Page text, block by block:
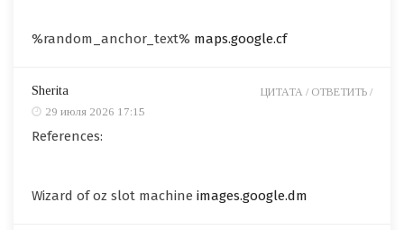
%random_anchor_text% maps.google.cf
Sherita
29 июля 2026 17:15
References:
Wizard of oz slot machine images.google.dm
ЦИТАТА / ОТВЕТИТЬ /